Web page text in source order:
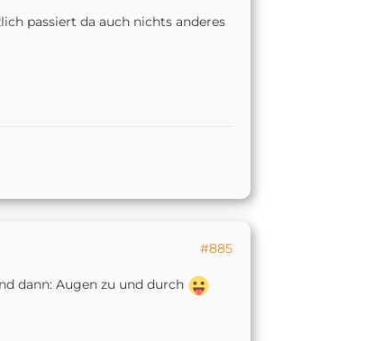
passiert da auch nichts anderes
#885
dann: Augen zu und durch